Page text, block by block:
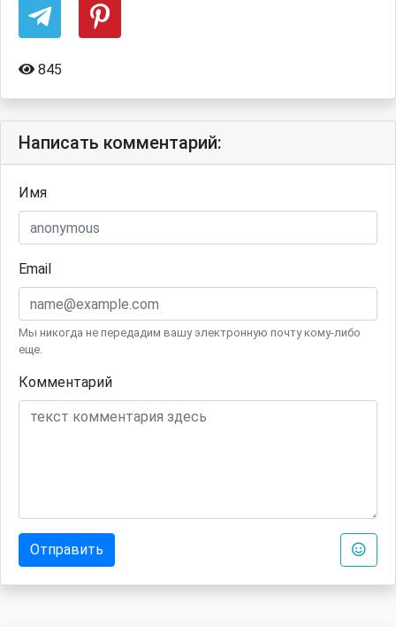
845
Написать комментарий:
Имя
Email
Мы никогда не передадим вашу электронную почту кому-либо
еще.
Комментарий
Отправить